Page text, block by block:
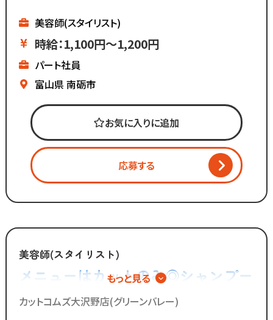
▼メニューはカットのみ
▼週2日～、1日4時間～OK
▼ブランクがあっても安心
▼全国200店舗展開
▼地域に愛される安心経営
《仕事内容》
・接客
・お会計
・カット
・清掃 など
手荒れやノルマがキツイ」
「子供を預けている時間だけ働きたい」
「家庭も大切にしながら
効率よく働きたい」
美容師(スタイリスト)
時給：1,100円～1,200円
パート社員
富山県 南砺市
お気に入りに追加
応募する
美容師(スタイリスト)
メニューはカットのみ◎シャンプー
やカラー、パーマの施術は一切無い
もっと見る
カットコムズ大沢野店(グリーンバレー)